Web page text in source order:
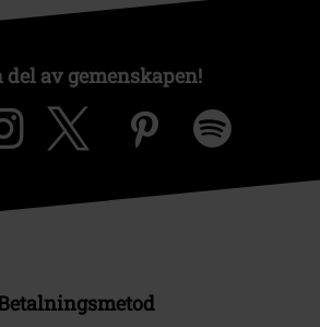
del av gemenskapen!